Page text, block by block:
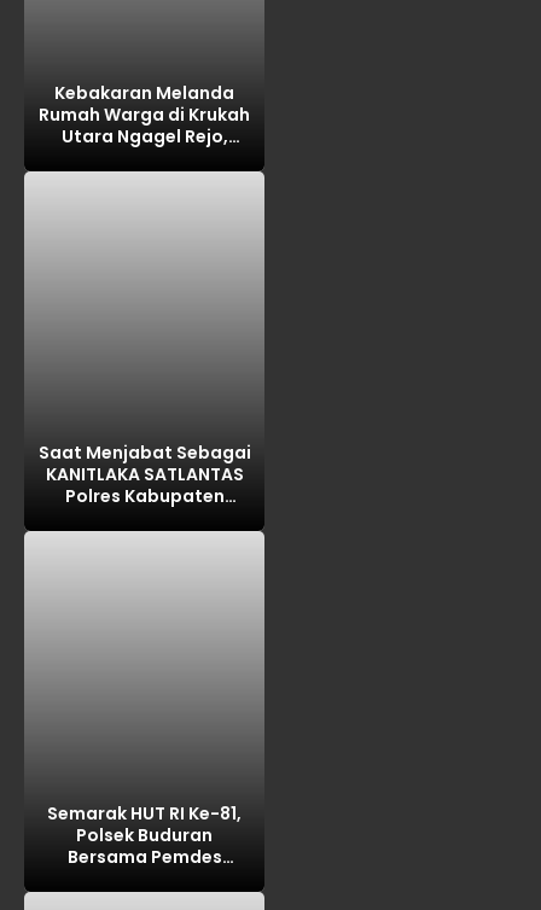
Kebakaran Melanda
Rumah Warga di Krukah
Utara Ngagel Rejo,
Juta
Saat Menjabat Sebagai
KANITLAKA SATLANTAS
Polres Kabupaten
Semarak HUT RI Ke-81,
Polsek Buduran
Bersama Pemdes
Layang-Layang